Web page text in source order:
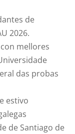
de
2026.
mellores
das probas
estivo
de Santiago de